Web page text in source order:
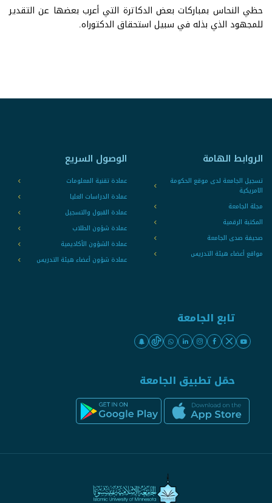
حظي النحاس بمباركات بعض الدكاترة التي أعرب بعضها عن التقدير
للمجهود الذي بذله في سبيل استحقاق الدكتوراه.
الروابط الهامة
تسجيل الجامعة لدى موقع الحكومة
الامريكية
مجلة الجامعة
المكتبة الرقمية
صحيفة صدى الجامعة
مواقع أعضاء هيئة التدريس
الوصول السريع
عمادة تقنية المعلومات
عمادة الدراسات العليا
عمادة القبول والتسجيل
عمادة شؤون الطلاب
عمادة الشؤون الأكاديمية
عمادة شؤون أعضاء هيئة التدريس
تابع الجامعة
حمّل تطبيق الجامعة